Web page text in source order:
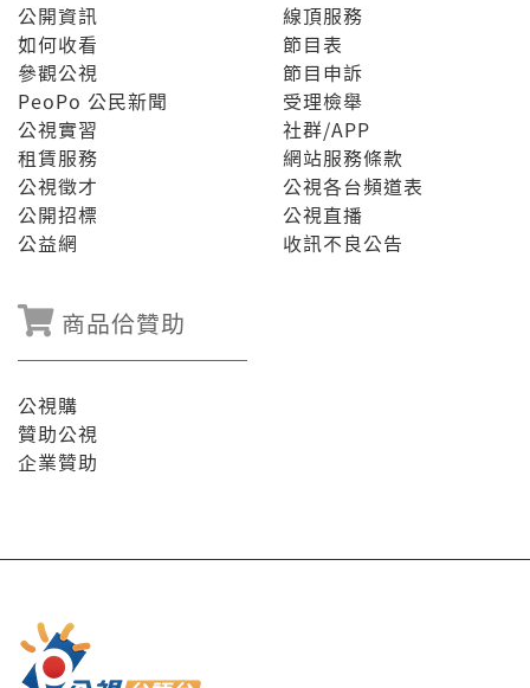
公開資訊
如何收看
參觀公視
PeoPo 公民新聞
公視實習
租賃服務
公視徵才
公開招標
公益網
線頂服務
節目表
節目申訴
受理檢舉
社群/APP
網站服務條款
公視各台頻道表
公視直播
收訊不良公告
商品佮贊助
公視購
贊助公視
企業贊助